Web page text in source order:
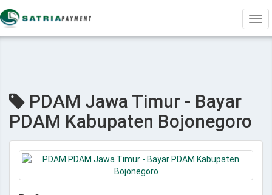
PDAM Jawa Timur - Bayar
PDAM Kabupaten Bojonegoro